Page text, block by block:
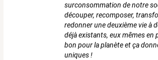
surconsommation de notre
découper, recomposer,
redonner une deuxième vie à
déjà existants, eux mêmes en
bon pour la planète et ça
uniques !